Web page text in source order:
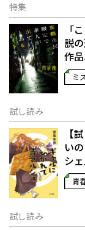
特集
「
説
作
ミ
試し読み
【
い
シ
青
試し読み